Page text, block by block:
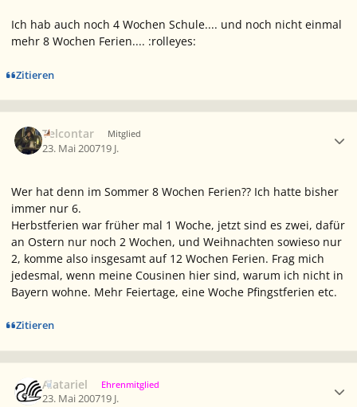
Ich hab auch noch 4 Wochen Schule.... und noch nicht einmal
mehr 8 Wochen Ferien.... :rolleyes:
Zitieren
Telcontar Mitglied
23. Mai 200719 J.
Wer hat denn im Sommer 8 Wochen Ferien?? Ich hatte bisher
immer nur 6.
Herbstferien war früher mal 1 Woche, jetzt sind es zwei, dafür
an Ostern nur noch 2 Wochen, und Weihnachten sowieso nur
2, komme also insgesamt auf 12 Wochen Ferien. Frag mich
jedesmal, wenn meine Cousinen hier sind, warum ich nicht in
Bayern wohne. Mehr Feiertage, eine Woche Pfingstferien etc.
Zitieren
Alatariel Ehrenmitglied
23. Mai 200719 J.